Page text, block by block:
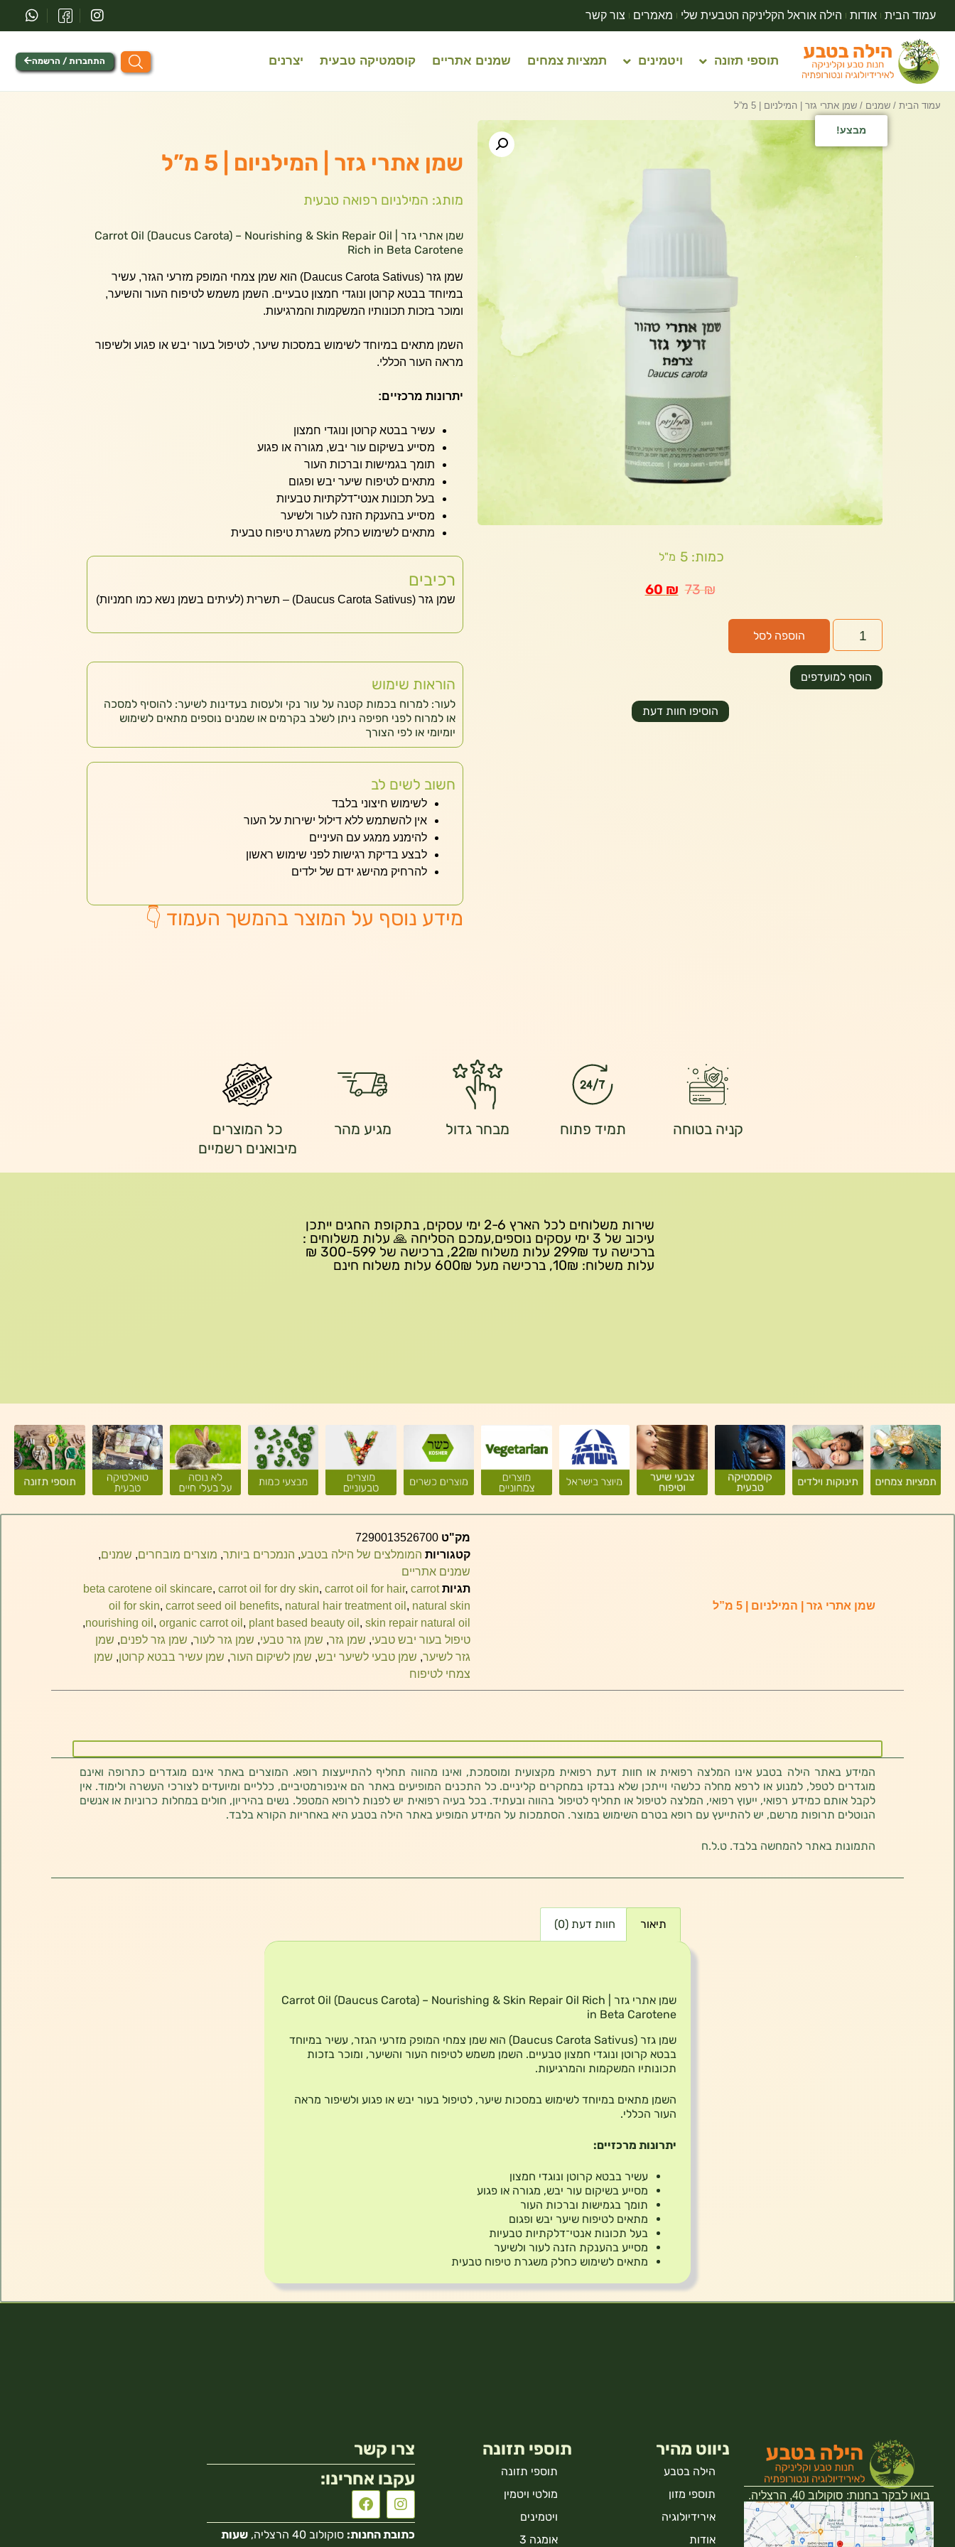
עמוד הבית אודות הילה אוראל הקליניקה הטבעית שלי מאמרים צור קשר
תוספי תזונה ויטמינים תמציות צמחים שמנים אתריים קוסמטיקה טבעית יצרנים התחברות / הרשמה
עמוד הבית / שמנים / שמן אתרי גזר | המילניום | 5 מ”ל
מבצע!
כמות: 5 מ"ל
73₪
60 ₪
הוספה לסל
הוסיפו חוות דעת
הוסף למועדפים
שמן אתרי גזר | המילניום | 5 מ”ל
מותג: המילניום רפואה טבעית
שמן אתרי גזר | Carrot Oil (Daucus Carota) – Nourishing & Skin Repair Oil
Rich in Beta Carotene
שמן גזר (Daucus Carota Sativus) הוא שמן צמחי המופק מזרעי הגזר, עשיר
במיוחד בבטא קרוטן ונוגדי חמצון טבעיים. השמן משמש לטיפוח העור והשיער,
ומוכר בזכות תכונותיו המשקמות והמרגיעות.
השמן מתאים במיוחד לשימוש במסכות שיער, לטיפול בעור יבש או פגוע ולשיפור
מראה העור הכללי.
יתרונות מרכזיים:
עשיר בבטא קרוטן ונוגדי חמצון
מסייע בשיקום עור יבש, מגורה או פגוע
תומך בגמישות וברכות העור
מתאים לטיפוח שיער יבש ופגום
בעל תכונות אנטי־דלקתיות טבעיות
מסייע בהענקת הזנה לעור ולשיער
מתאים לשימוש כחלק משגרת טיפוח טבעית
רכיבים
שמן גזר (Daucus Carota Sativus) – תשרית (לעיתים בשמן נשא כמו חמניות)
הוראות שימוש
לעור: למרוח בכמות קטנה על עור נקי ולעסות בעדינות לשיער: להוסיף למסכה
או למרוח לפני חפיפה ניתן לשלב בקרמים או שמנים נוספים מתאים לשימוש
יומיומי או לפי הצורך
חשוב לשים לב
לשימוש חיצוני בלבד
אין להשתמש ללא דילול ישירות על העור
להימנע ממגע עם העיניים
לבצע בדיקת רגישות לפני שימוש ראשון
להרחיק מהישג ידם של ילדים
מידע נוסף על המוצר בהמשך העמוד 👇
קניה בטוחה תמיד פתוח מבחר גדול מגיע מהר
כל המוצרים
מיבואנים רשמיים
שירות משלוחים לכל הארץ 2-6 ימי עסקים, בתקופת החגים ייתכן
עיכוב של 3 ימי עסקים נוספים,עמכם הסליחה 🙏 עלות משלוחים :
ברכישה עד 299₪ עלות משלוח 22₪, ברכישה של 300-599 ₪
עלות משלוח: 10₪, ברכישה מעל 600₪ עלות משלוח חינם
שמן אתרי גזר | המילניום | 5 מ”ל
מק"ט 7290013526700
קטגוריות המומלצים של הילה בטבע, הנמכרים ביותר, מוצרים מובחרים, שמנים,
שמנים אתריים
תגיות
beta carotene oil skincare, carrot oil for dry skin, carrot oil for hair, carrot
oil for skin, carrot seed oil benefits, natural hair treatment oil , natural skin
nourishing oil , organic carrot oil , plant based beauty oil , skin repair natural oil
,
טיפול בעור יבש טבעי, שמן גזר, שמן גזר טבעי, שמן גזר לעור, שמן גזר לפנים, שמן
גזר לשיער, שמן טבעי לשיער יבש, שמן לשיקום העור, שמן עשיר בבטא קרוטן, שמן
צמחי לטיפוח
המידע באתר הילה בטבע אינו המלצה רפואית או חוות דעת רפואית מקצועית ומוסמכת, ואינו מהווה תחליף להתייעצות רופא. המוצרים באתר אינם מוגדרים כתרופה ואינם
מוגדרים לטפל, למנוע או לרפא מחלה כלשהי וייתכן שלא נבדקו במחקרים קליניים. כל התכנים המופיעים באתר הם אינפורמטיביים, כלליים ומיועדים לצורכי העשרה ולימוד. אין
לקבל אותם כמידע רפואי, ייעוץ רפואי, המלצה לטיפול או תחליף לטיפול בהווה ובעתיד. בכל בעיה רפואית יש לפנות לרופא המטפל. נשים בהיריון, חולים במחלות כרוניות או אנשים
הנוטלים תרופות מרשם, יש להתייעץ עם רופא בטרם השימוש במוצר. הסתמכות על המידע המופיע באתר הילה בטבע היא באחריות הקורא בלבד.
התמונות באתר להמחשה בלבד. ט.ל.ח
תיאור חוות דעת (0)
שמן אתרי גזר | Carrot Oil (Daucus Carota) – Nourishing & Skin Repair Oil Rich
in Beta Carotene
שמן גזר (Daucus Carota Sativus) הוא שמן צמחי המופק מזרעי הגזר, עשיר במיוחד
בבטא קרוטן ונוגדי חמצון טבעיים. השמן משמש לטיפוח העור והשיער, ומוכר בזכות
תכונותיו המשקמות והמרגיעות.
השמן מתאים במיוחד לשימוש במסכות שיער, לטיפול בעור יבש או פגוע ולשיפור מראה
העור הכללי.
יתרונות מרכזיים:
עשיר בבטא קרוטן ונוגדי חמצון
מסייע בשיקום עור יבש, מגורה או פגוע
תומך בגמישות וברכות העור
מתאים לטיפוח שיער יבש ופגום
בעל תכונות אנטי־דלקתיות טבעיות
מסייע בהענקת הזנה לעור ולשיער
מתאים לשימוש כחלק משגרת טיפוח טבעית
בואו לבקר בחנות: סוקולוב 40, הרצליה.
ניווט מהיר
הילה בטבע
תוספי מזון
אירידיולוגיה
אודות
תוספי תזונה
תוספי תזונה
מולטי ויטמין
ויטמינים
אומגה 3
צרו קשר
עקבו אחרינו:
כתובת החנות: סוקולוב 40 הרצליה,
שעות